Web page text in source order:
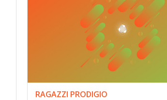
RAGAZZI PRODIGIO